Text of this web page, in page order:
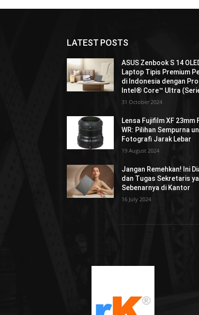
LATEST POSTS
ASUS Zenbook S 14
Laptop Tipis Premium
di Indonesia dengan
Intel® Core™ Ultra
31 October 2024
Lensa Fujifilm XF 23mm
WR: Pilihan Sempurna
Fotografi Jarak Lebar
19 August 2024
Jangan Remehkan! Ini
dan Tugas Sekretaris
Sebenarnya di Kantor
16 July 2024